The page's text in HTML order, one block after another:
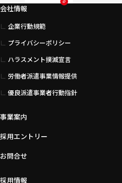
会社情報
企業行動規範
プライバシーポリシー
ハラスメント撲滅宣言
労働者派遣事業情報提供
優良派遣事業者行動指針
事業案内
採用エントリー
お問合せ
採用情報